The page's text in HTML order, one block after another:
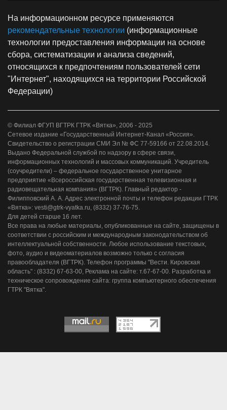
На информационном ресурсе применяются
рекомендательные технологии (информационные
технологии предоставления информации на основе
сбора, систематизации и анализа сведений,
относящихся к предпочтениям пользователей сети
"Интернет", находящихся на территории Российской
Федерации)
© Филиал ФГУП ВГТРК ГТРК «Вятка», 2006 - 2025
Сетевое издание «Государственный Интернет-Канал «Россия».
Свидетельство о регистрации СМИ Эл № ФС 77-59166 от 22.08.2014.
Выдано Федеральной службой по надзору в сфере связи,
информационных технологий и массовых коммуникаций. Учредитель
(соучредители) – федеральное государственное унитарное
предприятие «Всероссийская государственная телевизионная и
радиовещательная компания» (ВГТРК). Главный редактор -
Филипповский А. А. Адрес электронной почты и телефон редакции ГТРК
«Вятка»: vesti@gtrk-vyatka.ru, (8332) 37-76-75.
Для детей старше 16 лет.
Все права на любые материалы, опубликованные на сайте, защищены в
соответствии с российским и международным законодательством об
интеллектуальной собственности. Любое использование текстовых,
фото, аудио и видеоматериалов возможно только с согласия
правообладателя (ВГТРК). Телефон программы "Вести. Кировская
область" : (8332) 67-63-00, Реклама на сайте: т.67-67-00. Разработка и
техническое сопровождение сайта: группа компьютерного обеспечения
ГТРК "Вятка".